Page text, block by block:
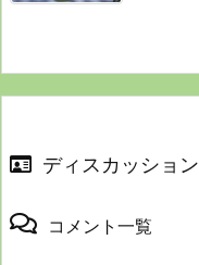
ディスカッション
コメント一覧